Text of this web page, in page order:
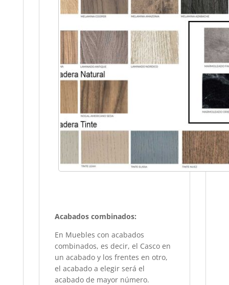
Acabados combinados:
En Muebles con acabados
combinados, es decir, el Casco en
un acabado y los frentes en otro,
el acabado a elegir será el
acabado de mayor número.